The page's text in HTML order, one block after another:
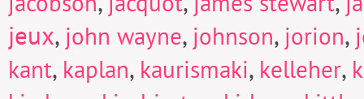
jeux, john wayne, johnson, jorion,
kant, kaplan, kaurismaki, kelleher,